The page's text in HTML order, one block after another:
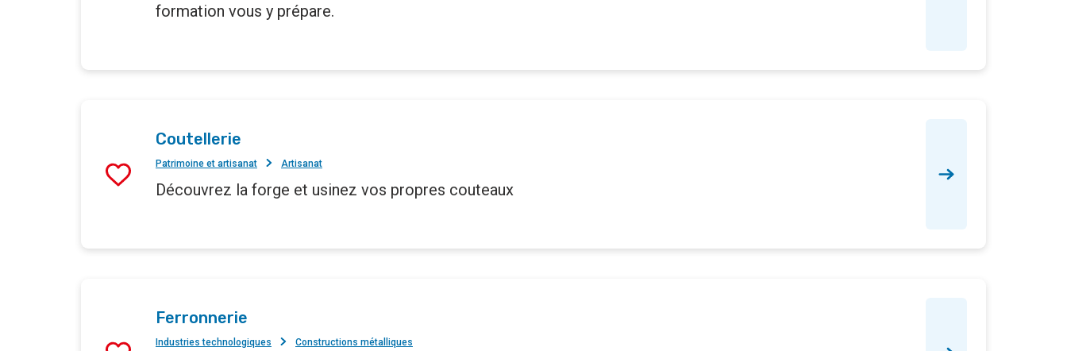
formation vous y prépare.
Coutellerie
Patrimoine et artisanat Artisanat
Découvrez la forge et usinez vos propres couteaux
Ferronnerie
Industries technologiques Constructions métalliques